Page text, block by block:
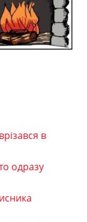
в
одразу